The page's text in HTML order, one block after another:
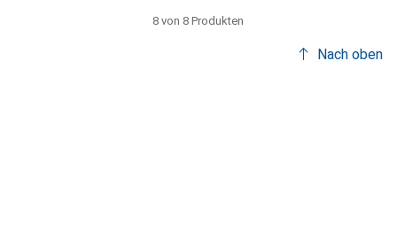
8 von 8 Produkten
Nach oben